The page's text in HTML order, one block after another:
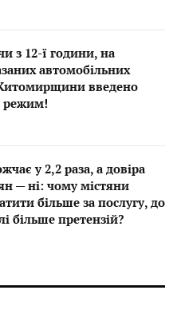
з 12-ї години, на
автомобільних
введено
режим!
у 2,2 раза, а довіра
— ні: чому містяни
більше за послугу, до
більше претензій?